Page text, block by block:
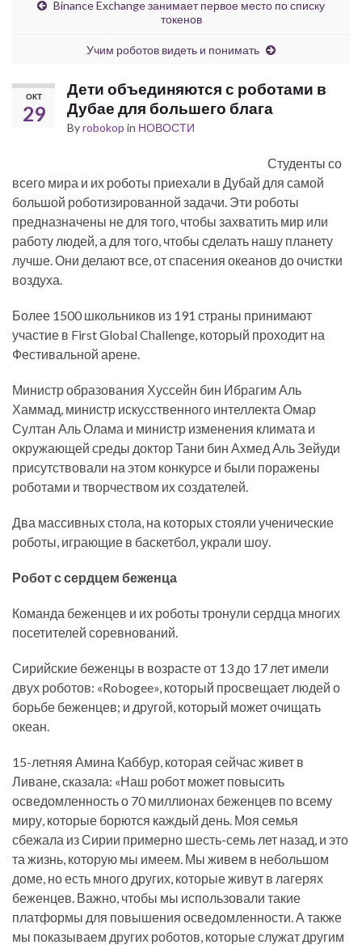
Binance Exchange занимает первое место по списку
токенов
Учим роботов видеть и понимать
ОКТ
29
Дети объединяются с роботами в
Дубае для большего блага
Byrobokop in НОВОСТИ
Студенты со
всего мира и их роботы приехали в Дубай для самой
большой роботизированной задачи. Эти роботы
предназначены не для того, чтобы захватить мир или
работу людей, а для того, чтобы сделать нашу планету
лучше. Они делают все, от спасения океанов до очистки
воздуха.
Более 1500 школьников из 191 страны принимают
участие в First Global Challenge, который проходит на
Фестивальной арене.
Министр образования Хуссейн бин Ибрагим Аль
Хаммад, министр искусственного интеллекта Омар
Султан Аль Олама и министр изменения климата и
окружающей среды доктор Тани бин Ахмед Аль Зейуди
присутствовали на этом конкурсе и были поражены
роботами и творчеством их создателей.
Два массивных стола, на которых стояли ученические
роботы, играющие в баскетбол, украли шоу.
Робот с сердцем беженца
Команда беженцев и их роботы тронули сердца многих
посетителей соревнований.
Сирийские беженцы в возрасте от 13 до 17 лет имели
двух роботов: «Robogee», который просвещает людей о
борьбе беженцев; и другой, который может очищать
океан.
15-летняя Амина Каббур, которая сейчас живет в
Ливане, сказала: «Наш робот может повысить
осведомленность о 70 миллионах беженцев по всему
миру, которые борются каждый день. Моя семья
сбежала из Сирии примерно шесть-семь лет назад, и это
та жизнь, которую мы имеем. Мы живем в небольшом
доме, но есть много других, которые живут в лагерях
беженцев. Важно, чтобы мы использовали такие
платформы для повышения осведомленности. А также
мы показываем других роботов, которые служат другим